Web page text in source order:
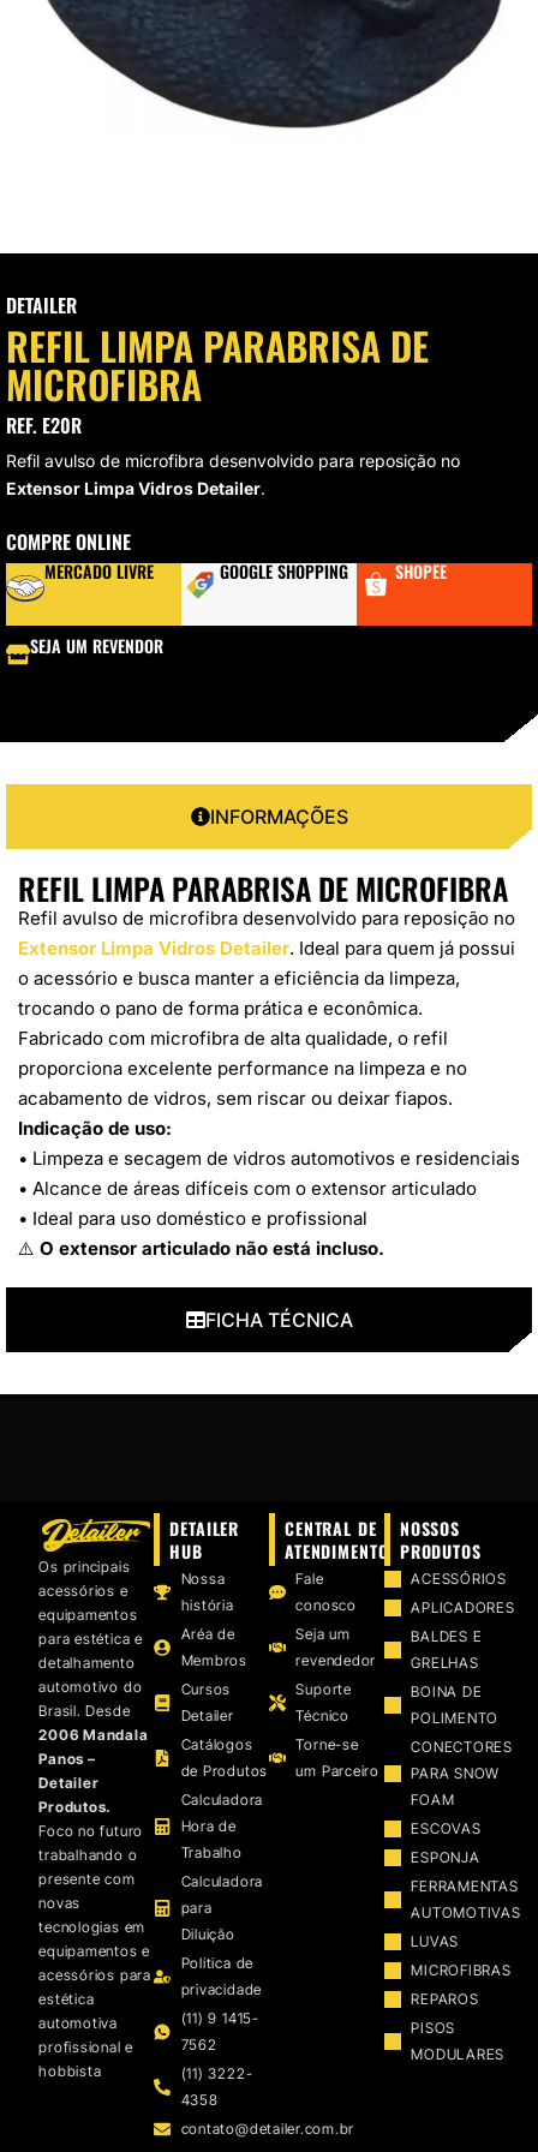
DE LED
MODULARES
DE FAROL
DETAILER
REFIL LIMPA PARABRISA DE
MICROFIBRA
REF. E20R
Refil avulso de microfibra desenvolvido para reposição no
Extensor Limpa Vidros Detailer.
COMPRE ONLINE
MERCADO LIVRE GOOGLE SHOPPING SHOPEE
SEJA UM REVENDOR
INFORMAÇÕES
FICHA TÉCNICA
REFIL LIMPA PARABRISA DE MICROFIBRA
Refil avulso de microfibra desenvolvido para reposição no
Extensor Limpa Vidros Detailer. Ideal para quem já possui
o acessório e busca manter a eficiência da limpeza,
trocando o pano de forma prática e econômica.
Fabricado com microfibra de alta qualidade, o refil
proporciona excelente performance na limpeza e no
acabamento de vidros, sem riscar ou deixar fiapos.
Indicação de uso:
• Limpeza e secagem de vidros automotivos e residenciais
• Alcance de áreas difíceis com o extensor articulado
• Ideal para uso doméstico e profissional
⚠️ O extensor articulado não está incluso.
Os principais
acessórios e
equipamentos
para estética e
detalhamento
automotivo do
Brasil. Desde
2006 Mandala
Panos –
Detailer
Produtos.
Foco no futuro
trabalhando o
presente com
novas
tecnologias em
equipamentos e
acessórios para
estética
automotiva
profissional e
hobbista
DETAILER
HUB
Nossa
história
Aréa de
Membros
Cursos
Detailer
Catálogos
de Produtos
Calculadora
Hora de
Trabalho
Calculadora
para
Diluição
Política de
privacidade
(11) 9 1415-
7562
(11) 3222-
4358
contato@detailer.com.br
CENTRAL DE
ATENDIMENTO
Fale
conosco
Seja um
revendedor
Suporte
Técnico
Torne-se
um Parceiro
NOSSOS
PRODUTOS
ACESSÓRIOS
APLICADORES
BALDES E
GRELHAS
BOINA DE
POLIMENTO
CONECTORES
PARA SNOW
FOAM
ESCOVAS
ESPONJA
FERRAMENTAS
AUTOMOTIVAS
LUVAS
MICROFIBRAS
REPAROS
PISOS
MODULARES